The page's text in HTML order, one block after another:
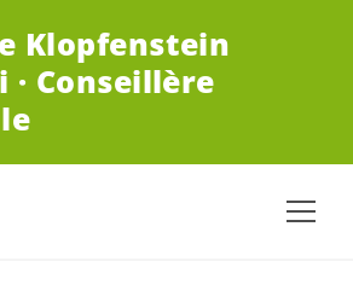
Klopfenstein
· Conseillère